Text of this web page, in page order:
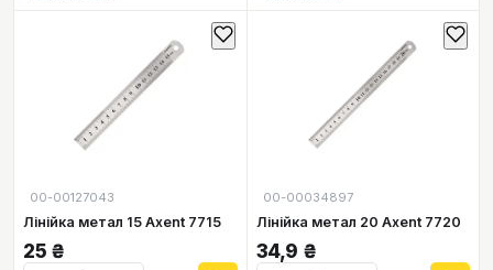
00-00127043
Лінійка метал 15 Axent 7715
25 ₴
00-00034897
Лінійка метал 20 Axent 7720
34,9 ₴